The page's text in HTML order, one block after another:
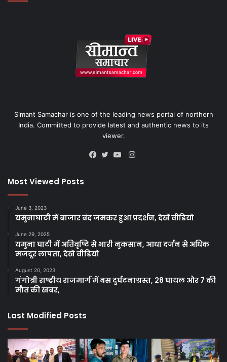
Simant Samachar is one of the leading news portal of northern
India. Committed to provide latest and authentic news to its
viewer.
Instagram
Most Viewed Posts
June 3, 2023
यमुनाघाटी में बाजार बंद जमकर हुआ प्रदर्शन, देखें वीडियो
June 29, 2025
यमुना घाटी में अतिवृष्टि से भारी नुकसान, आधा दर्जन से अधिक
मजदूर लापता, देखे वीडियो
August 20, 2023
गंगोत्री राष्ट्रीय राजमार्ग में बस दुर्घटनाग्रस्त, 28 घायल और 7 की
मौत की खबर,
Last Modified Posts